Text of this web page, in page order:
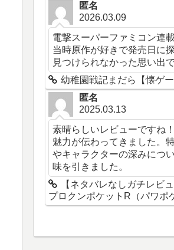
匿名
2026.03.09
電撃スーパーファミコン連
当時原作が好きで発売日に
見つけられなかった思い出
幼稚園戦記まだら【懐ゲー
匿名
2025.03.13
素晴らしいレビューですね
魅力が伝わってきました。
やキャラクターの深みにつ
味を引きました。
【ネタバレなしガチレビ
プロクンポケットR（パワポ